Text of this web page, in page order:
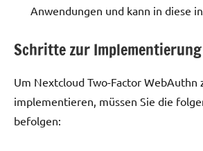
Anwendungen und kann in diese
Schritte zur Implementierung
Um Nextcloud Two-Factor WebAuthn
implementieren, müssen Sie die
befolgen: